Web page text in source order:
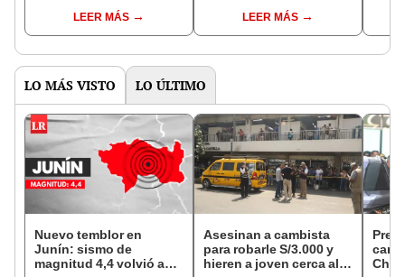
LEER MÁS
de mesa para este 4 de
octubre en el link oficial
LEER MÁS
LO MÁS VISTO LO ÚLTIMO
Nuevo temblor en
Junín: sismo de
magnitud 4,4 volvió a
Asesinan a cambista
para robarle S/3.000 y
hieren a joven cerca al